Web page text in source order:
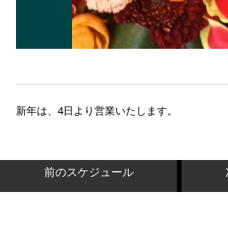
新年は、4日より営業いたします。
前のスケジュール